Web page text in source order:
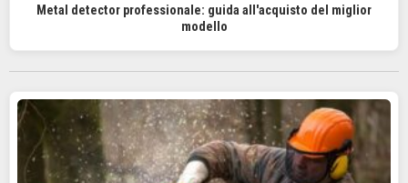
Metal detector professionale: guida all'acquisto del miglior
modello